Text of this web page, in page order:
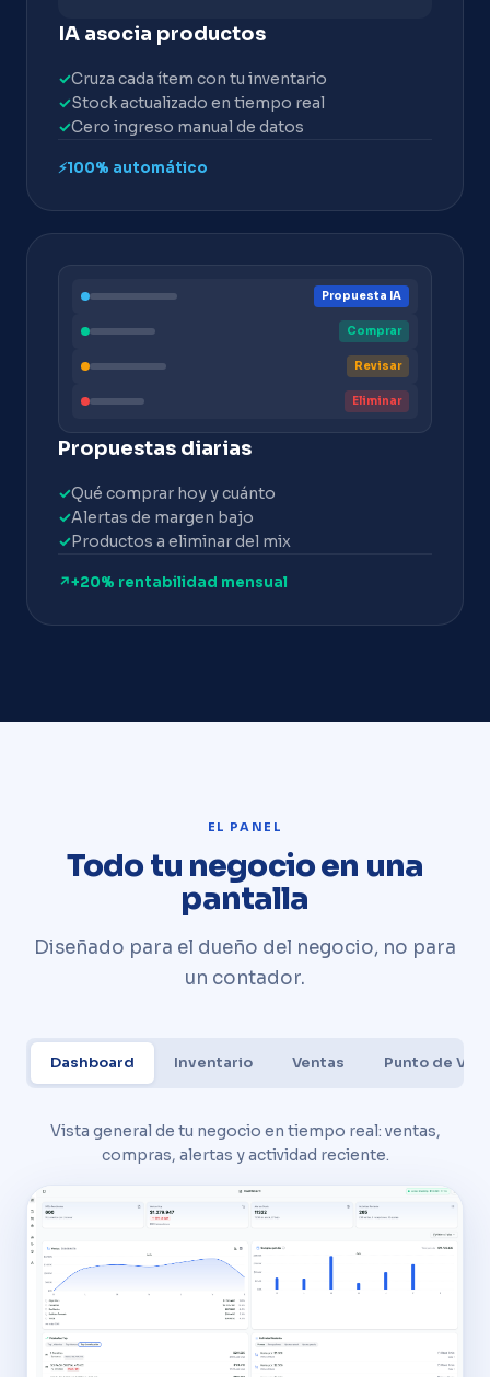
IA asocia productos
✓Cruza cada ítem con tu inventario
✓Stock actualizado en tiempo real
✓Cero ingreso manual de datos
⚡100% automático
Propuesta IA
Comprar
Revisar
Eliminar
Propuestas diarias
✓Qué comprar hoy y cuánto
✓Alertas de margen bajo
✓Productos a eliminar del mix
↗+20% rentabilidad mensual
EL PANEL
Todo tu negocio en una
pantalla
Diseñado para el dueño del negocio, no para
un contador.
Dashboard Inventario Ventas Punto de
Vista general de tu negocio en tiempo real: ventas,
compras, alertas y actividad reciente.